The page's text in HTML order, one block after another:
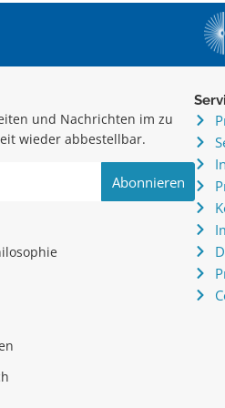
und Nachrichten im zu
wieder abbestellbar.